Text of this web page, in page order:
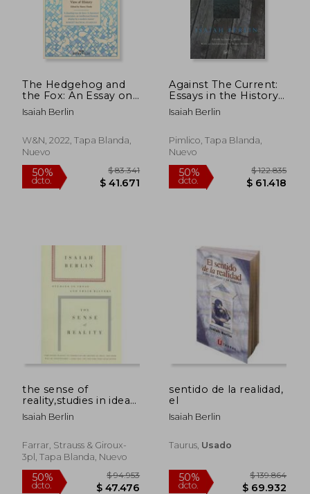
The Hedgehog and
the Fox: An Essay on
Tolstoy’S View of
History, With an
Michael Ignatieff
(W&N Essentials) (en
Isaiah Berlin
W&N, 2022, Tapa Blanda,
Nuevo
Against The Current:
Essays in the History
of Ideas (Pimlico)
Isaiah Berlin
Pimlico, Tapa Blanda,
Nuevo
the sense of
reality,studies in ideas
and their history (en
Inglés)
Isaiah Berlin
Farrar, Strauss & Giroux-
3pl, Tapa Blanda, Nuevo
sentido de la realidad,
el
Isaiah Berlin
Taurus, Usado